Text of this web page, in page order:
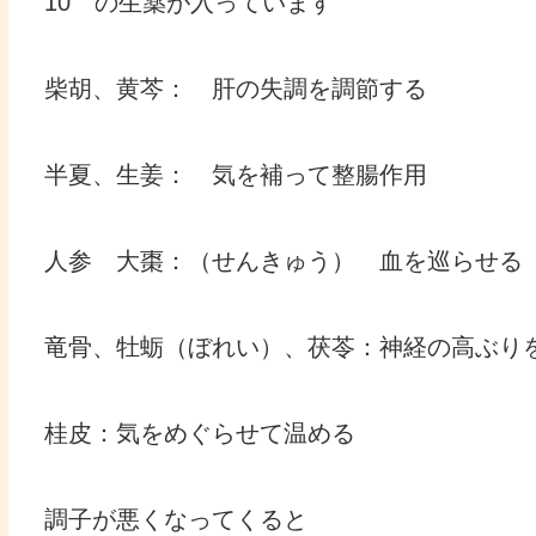
柴胡、黄芩： 肝の失調を調節する
半夏、生姜： 気を補って整腸作用
人参 大棗：（せんきゅう） 血を巡らせる
竜骨、牡蛎（ぼれい）、茯苓：神経の高ぶり
桂皮：気をめぐらせて温める
調子が悪くなってくると